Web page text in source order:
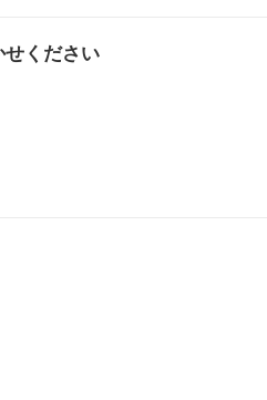
ください